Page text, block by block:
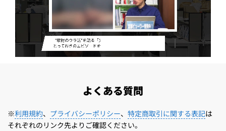
よくある質問
※利用規約、 プライバシーポリシー、 特定商取引に関する表記は
それぞれのリンク先よりご確認ください。